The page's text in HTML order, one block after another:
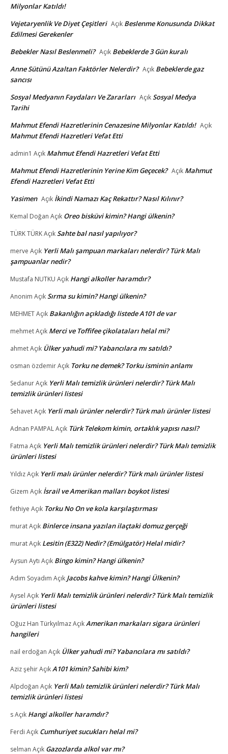
Milyonlar Katıldı!
Vejetaryenlik Ve Diyet Çeşitleri Açık Beslenme Konusunda Dikkat
Edilmesi Gerekenler
Bebekler Nasıl Beslenmeli? Açık Bebeklerde 3 Gün kuralı
Anne Sütünü Azaltan Faktörler Nelerdir? Açık Bebeklerde gaz
sancısı
Sosyal Medyanın Faydaları Ve Zararları AçıkSosyal Medya
Tarihi
Mahmut Efendi Hazretlerinin Cenazesine Milyonlar Katıldı! Açık
Mahmut Efendi Hazretleri Vefat Etti
admin1 Açık Mahmut Efendi Hazretleri Vefat Etti
Mahmut Efendi Hazretlerinin Yerine Kim Geçecek? Açık Mahmut
Efendi Hazretleri Vefat Etti
Yasimen Açık İkindi Namazı Kaç Rekattır? Nasıl Kılınır?
Kemal Doğan Açık Oreo bisküvi kimin? Hangi ülkenin?
TÜRK TÜRKAçıkSahte bal nasıl yapılıyor?
merve Açık Yerli Malı şampuan markaları nelerdir? Türk Malı
şampuanlar nedir?
Mustafa NUTKU Açık Hangi alkoller haramdır?
Anonim AçıkSırma su kimin? Hangi ülkenin?
MEHMETAçık Bakanlığın açıkladığı listede A101 de var
mehmetAçık Merci ve Toffifee çikolataları helal mi?
ahmetAçık Ülker yahudi mi? Yabancılara mı satıldı?
osman özdemirAçık Torku ne demek? Torku isminin anlamı
SedanurAçık Yerli Malı temizlik ürünleri nelerdir? Türk Malı
temizlik ürünleri listesi
SehavetAçık Yerli malı ürünler nelerdir? Türk malı ürünler listesi
Adnan PAMPALAçık Türk Telekom kimin, ortaklık yapısı nasıl?
Fatma Açık Yerli Malı temizlik ürünleri nelerdir? Türk Malı temizlik
ürünleri listesi
YıldızAçık Yerli malı ürünler nelerdir? Türk malı ürünler listesi
Gizem Açık İsrail ve Amerikan malları boykot listesi
fethiye Açık Torku No On ve kola karşılaştırması
muratAçık Binlerce insana yazılan ilaçtaki domuz gerçeği
muratAçık Lesitin (E322) Nedir? (Emülgatör) Helal midir?
Aysun Aytı Açık Bingo kimin? Hangi ülkenin?
Adım Soyadım Açık Jacobs kahve kimin? Hangi Ülkenin?
Aysel Açık Yerli Malı temizlik ürünleri nelerdir? Türk Malı temizlik
ürünleri listesi
Oğuz Han TürkyılmazAçıkAmerikan markaları sigara ürünleri
hangileri
nail erdoğan Açık Ülker yahudi mi? Yabancılara mı satıldı?
Aziz şehirAçıkA101 kimin? Sahibi kim?
Alpdoğan Açık Yerli Malı temizlik ürünleri nelerdir? Türk Malı
temizlik ürünleri listesi
sAçık Hangi alkoller haramdır?
Ferdi Açık Cumhuriyet sucukları helal mi?
selman Açık Gazozlarda alkol var mı?